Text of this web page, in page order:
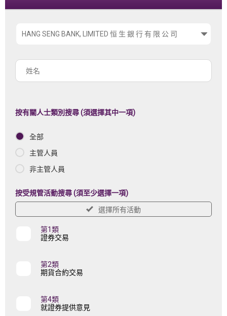
擇
名
稱
姓
按有關人士類別搜尋 (須選擇其中一項)
全部
主管人員
非主管人員
按受規管活動搜尋 (須至少選擇一項)
選擇所有活動
第1類
證券交易
第2類
期貨合約交易
第4類
就證券提供意見